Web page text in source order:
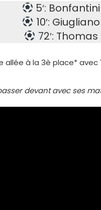
5′: Bonfantini
10′: Giugliano
72′: Thomas
allée à la 3è place* avec
devant avec ses